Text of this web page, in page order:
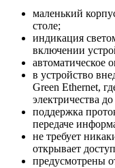
маленький
столе;
индикация
включении
автоматическое
в устройство
Green Ethernet,
электричества
поддержка
передаче
не требует
открывает
предусмотрены